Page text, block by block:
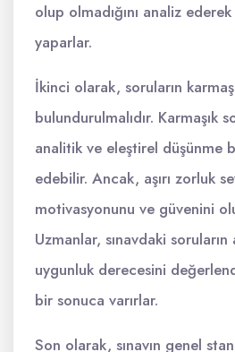
olup olmadığını analiz
yaparlar.
İkinci olarak, soruların
bulundurulmalıdır. Karmaşık
analitik ve eleştirel düşünme
edebilir. Ancak, aşırı zorluk
motivasyonunu ve güvenini
Uzmanlar, sınavdaki
uygunluk derecesini
bir sonuca varırlar.
Son olarak, sınavın genel